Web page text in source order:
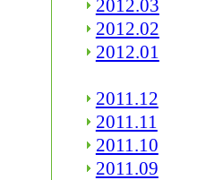
2012.03
2012.02
2012.01
2011.12
2011.11
2011.10
2011.09